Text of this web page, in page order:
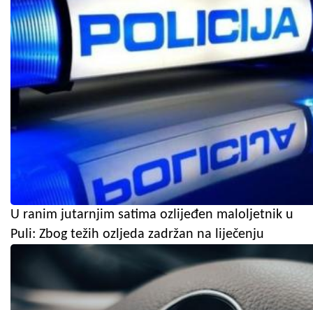
U ranim jutarnjim satima ozlijeđen maloljetnik u
Puli: Zbog težih ozljeda zadržan na liječenju